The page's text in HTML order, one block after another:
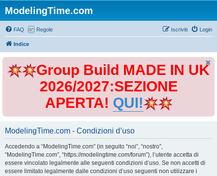
ModelingTime.com
FAQ Regole Login
Iscriviti
Indice
Group Build MADE IN UK
2026/2027:SEZIONE
APERTA! QUI!
ModelingTime.com - Condizioni d’uso
Accedendo a “ModelingTime.com” (in seguito “noi”, “nostro”,
“ModelingTime.com”, “https://modelingtime.com/forum”), l’utente accetta di
essere vincolato legalmente alle seguenti condizioni d’uso. Se non accetti di
essere limitato legalmente dalle condizioni d’uso seguenti non utilizzare i